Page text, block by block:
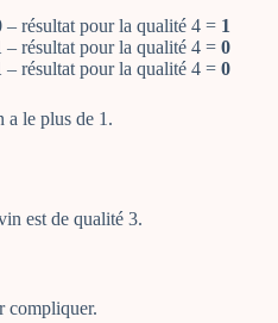
– résultat pour la qualité 4 = 1
– résultat pour la qualité 4 = 0
– résultat pour la qualité 4 = 0
a le plus de 1.
est de qualité 3.
compliquer.